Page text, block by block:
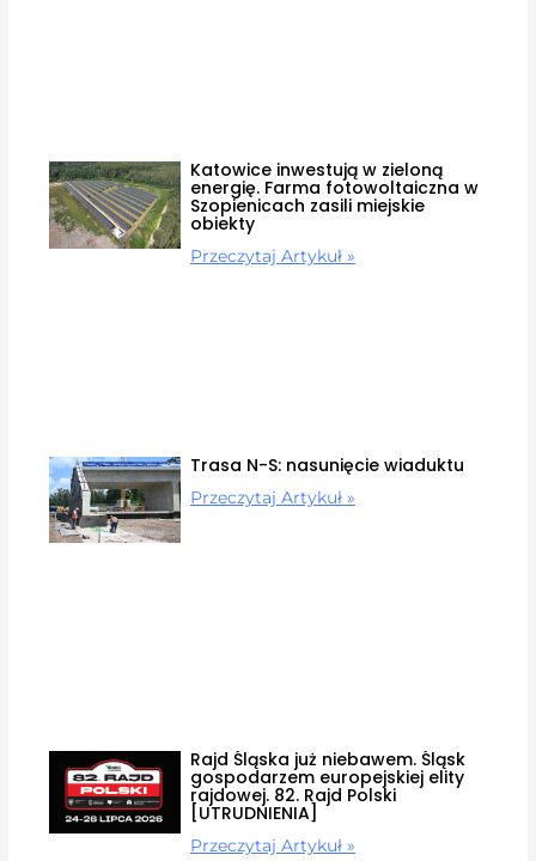
Katowice inwestują w zieloną
energię. Farma fotowoltaiczna w
Szopienicach zasili miejskie
obiekty
Przeczytaj Artykuł »
Trasa N-S: nasunięcie wiaduktu
Przeczytaj Artykuł »
Rajd Śląska już niebawem. Śląsk
gospodarzem europejskiej elity
rajdowej. 82. Rajd Polski
[UTRUDNIENIA]
Przeczytaj Artykuł »